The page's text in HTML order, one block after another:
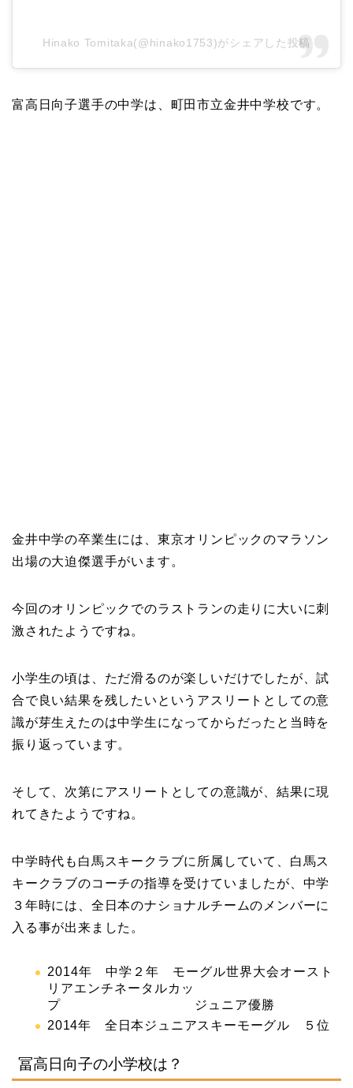
Hinako Tomitaka(@hinako1753)がシェアした投稿
富高日向子選手の中学は、町田市立金井中学校です。
金井中学の卒業生には、東京オリンピックのマラソン
出場の大迫傑選手がいます。
今回のオリンピックでのラストランの走りに大いに刺
激されたようですね。
小学生の頃は、ただ滑るのが楽しいだけでしたが、試
合で良い結果を残したいというアスリートとしての意
識が芽生えたのは中学生になってからだったと当時を
振り返っています。
そして、次第にアスリートとしての意識が、結果に現
れてきたようですね。
中学時代も白馬スキークラブに所属していて、白馬ス
キークラブのコーチの指導を受けていましたが、中学
３年時には、全日本のナショナルチームのメンバーに
入る事が出来ました。
2014年 中学２年 モーグル世界大会オースト
リアエンチネータルカッ
プ ジュニア優勝
2014年 全日本ジュニアスキーモーグル ５位
冨高日向子の小学校は？